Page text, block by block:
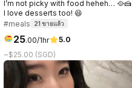
I’m not picky with food heheh… 🥘🍰
I love desserts too! 😆
#meals
21 ขายแล้ว
25.00/1hr
5.0
~$25.00 (SGD)